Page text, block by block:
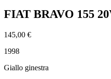
FIAT BRAVO 155
145,00 €
1998
Giallo ginestra